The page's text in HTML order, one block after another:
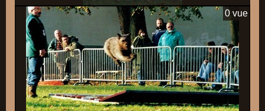
0 vue